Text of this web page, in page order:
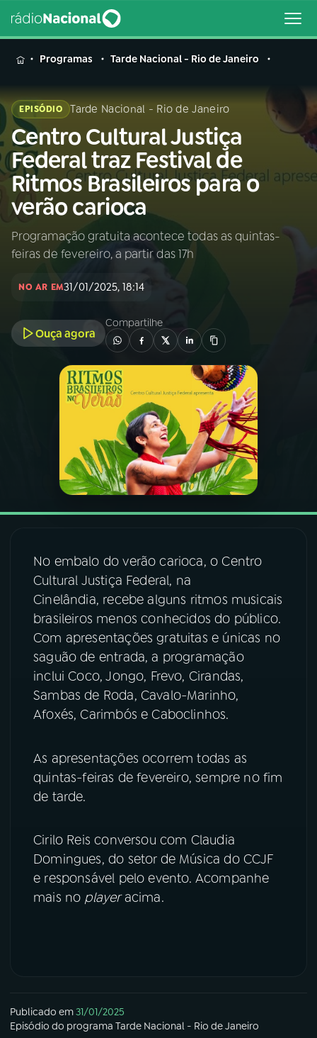
MENU
Buscar
na
Rádio
Nacional
Buscar
AO VIVO
01INÍCIO
PROGRAMAÇÃO
PROGRAMAS
PODCASTS
VIDEOCASTS
08FESTIVAL DE MÚSICA
ACOMPANHE A RÁDIO NACIONAL
YouTube Facebook
Instagram X
Programas Tarde Nacional - Rio de Janeiro
EPISÓDIO Tarde Nacional - Rio de Janeiro
Centro Cultural Justiça
Federal traz Festival de
Ritmos Brasileiros para o
verão carioca
Programação gratuita acontece todas as quintas-
feiras de fevereiro, a partir das 17h
NO AR EM31/01/2025, 18:14
Ouça agora
Compartilhe
No embalo do verão carioca, o Centro
Cultural Justiça Federal, na
Cinelândia, recebe alguns ritmos musicais
brasileiros menos conhecidos do público.
Com apresentações gratuitas e únicas no
saguão de entrada, a programação
inclui Coco, Jongo, Frevo, Cirandas,
Sambas de Roda, Cavalo-Marinho,
Afoxés, Carimbós e Caboclinhos.
As apresentações ocorrem todas as
quintas-feiras de fevereiro, sempre no fim
de tarde.
Cirilo Reis conversou com Claudia
Domingues, do setor de Música do CCJF
e responsável pelo evento. Acompanhe
mais no playeracima.
Publicado em31/01/2025
Episódio do programa Tarde Nacional - Rio de Janeiro